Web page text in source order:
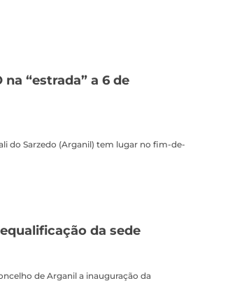
na “estrada” a 6 de
do Sarzedo (Arganil) tem lugar no fim-de-
da sede
de Arganil a inauguração da